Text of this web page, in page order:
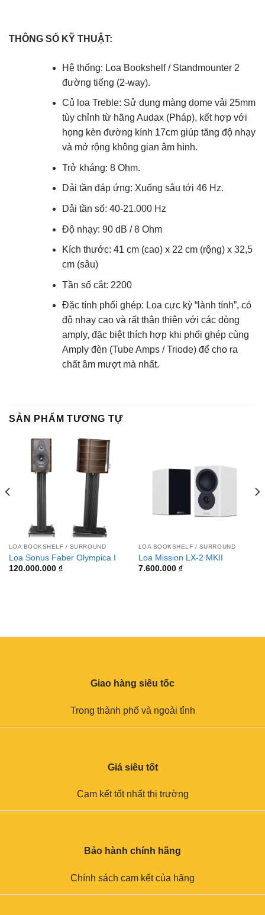
THÔNG SỐ KỸ THUẬT:
Hệ thống: Loa Bookshelf / Standmounter 2
đường tiếng (2-way).
Củ loa Treble: Sử dụng màng dome vải 25mm
tùy chỉnh từ hãng Audax (Pháp), kết hợp với
họng kèn đường kính 17cm giúp tăng độ nhạy
và mở rộng không gian âm hình.
Trở kháng: 8 Ohm.
Dải tần đáp ứng: Xuống sâu tới 46 Hz.
Dải tần số: 40-21.000 Hz
Độ nhạy: 90 dB / 8 Ohm
Kích thước: 41 cm (cao) x 22 cm (rộng) x 32,5
cm (sâu)
Tần số cắt: 2200
Đặc tính phối ghép: Loa cực kỳ “lành tính”, có
độ nhạy cao và rất thân thiện với các dòng
amply, đặc biệt thích hợp khi phối ghép cùng
Amply đèn (Tube Amps / Triode)để cho ra
chất âm mượt mà nhất.
SẢN PHẨM TƯƠNG TỰ
LOA BOOKSHELF / SURROUND
Loa Sonus Faber Olympica I
120.000.000 ₫
LOA BOOKSHELF / SURROUND
Loa Mission LX-2 MKII
7.600.000 ₫
Giao hàng siêu tốc
Trong thành phố và ngoài tỉnh
Giá siêu tốt
Cam kết tốt nhất thị trường
Bảo hành chính hãng
Chính sách cam kết của hãng